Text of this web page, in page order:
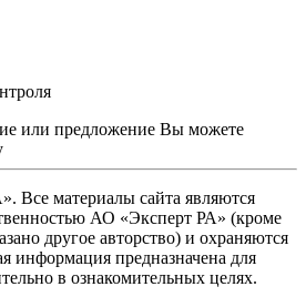
или предложение Вы можете
Все материалы сайта являются
АО «Эксперт РА» (кроме
другое авторство) и охраняются
информация предназначена для
в ознакомительных целях.